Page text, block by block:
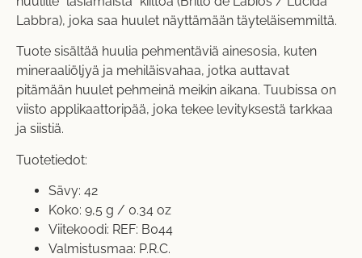
Labbra), joka saa huulet näyttämään täyteläisemmiltä.
Tuote sisältää huulia pehmentäviä ainesosia, kuten
mineraaliöljyä ja mehiläisvahaa, jotka auttavat
pitämään huulet pehmeinä meikin aikana. Tuubissa on
viisto applikaattoripää, joka tekee levityksestä tarkkaa
ja siistiä.
Tuotetiedot:
Sävy: 42
Koko: 9,5 g / 0.34 oz
Viitekoodi: REF: B044
Valmistusmaa: P.R.C.